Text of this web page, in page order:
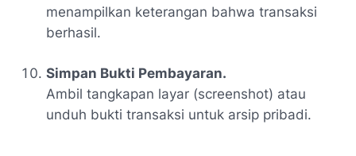
menampilkan keterangan bahwa transaksi
berhasil.
Simpan Bukti Pembayaran.
Ambil tangkapan layar (screenshot) atau
unduh bukti transaksi untuk arsip pribadi.